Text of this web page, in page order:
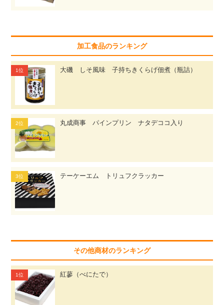
加工食品のランキング
大磯 しそ風味 子持ちきくらげ佃煮（瓶詰）
丸成商事 パインプリン ナタデココ入り
テーケーエム トリュフクラッカー
その他商材のランキング
紅蓼（べにたで）